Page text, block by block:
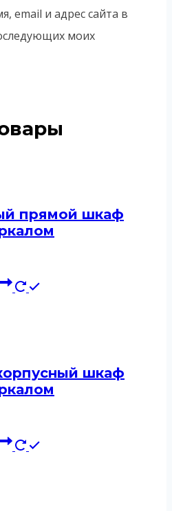
email и адрес сайта в
моих
прямой шкаф
шкаф